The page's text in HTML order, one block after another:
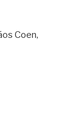
Coen,